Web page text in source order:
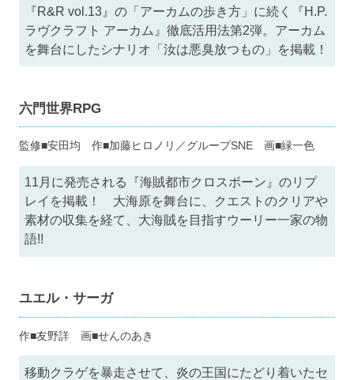
『R&R vol.13』の「アーカムの歩き方」に続く『H.P.
ラヴクラフト アーカム』徹底活用法第2弾。アーカム
を舞台にしたシナリオ「汝は悪臭放つもの」を掲載！
六門世界RPG
監修■安田均 作■加藤ヒロノリ／グループSNE 画■緑一色
11月に発売される『海賊都市クロスボーン』のリプ
レイを掲載！ 大海原を舞台に、クエストのクリアや
素材の収集を経て、大海賊を目指すウーリー一家の物
語!!
ユエル・サーガ
作■友野詳 画■せんのあき
移動クラゲを暴走させて、炎の王国にたどり着いたセ